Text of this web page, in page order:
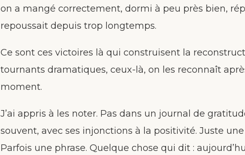
on a mangé correctement, dormi à peu près bien,
repoussait depuis trop longtemps.
Ce sont ces victoires là qui construisent la
tournants dramatiques, ceux-là, on les reconnaît
moment.
J’ai appris à les noter. Pas dans un journal de
souvent, avec ses injonctions à la positivité. Juste
Parfois une phrase. Quelque chose qui dit :